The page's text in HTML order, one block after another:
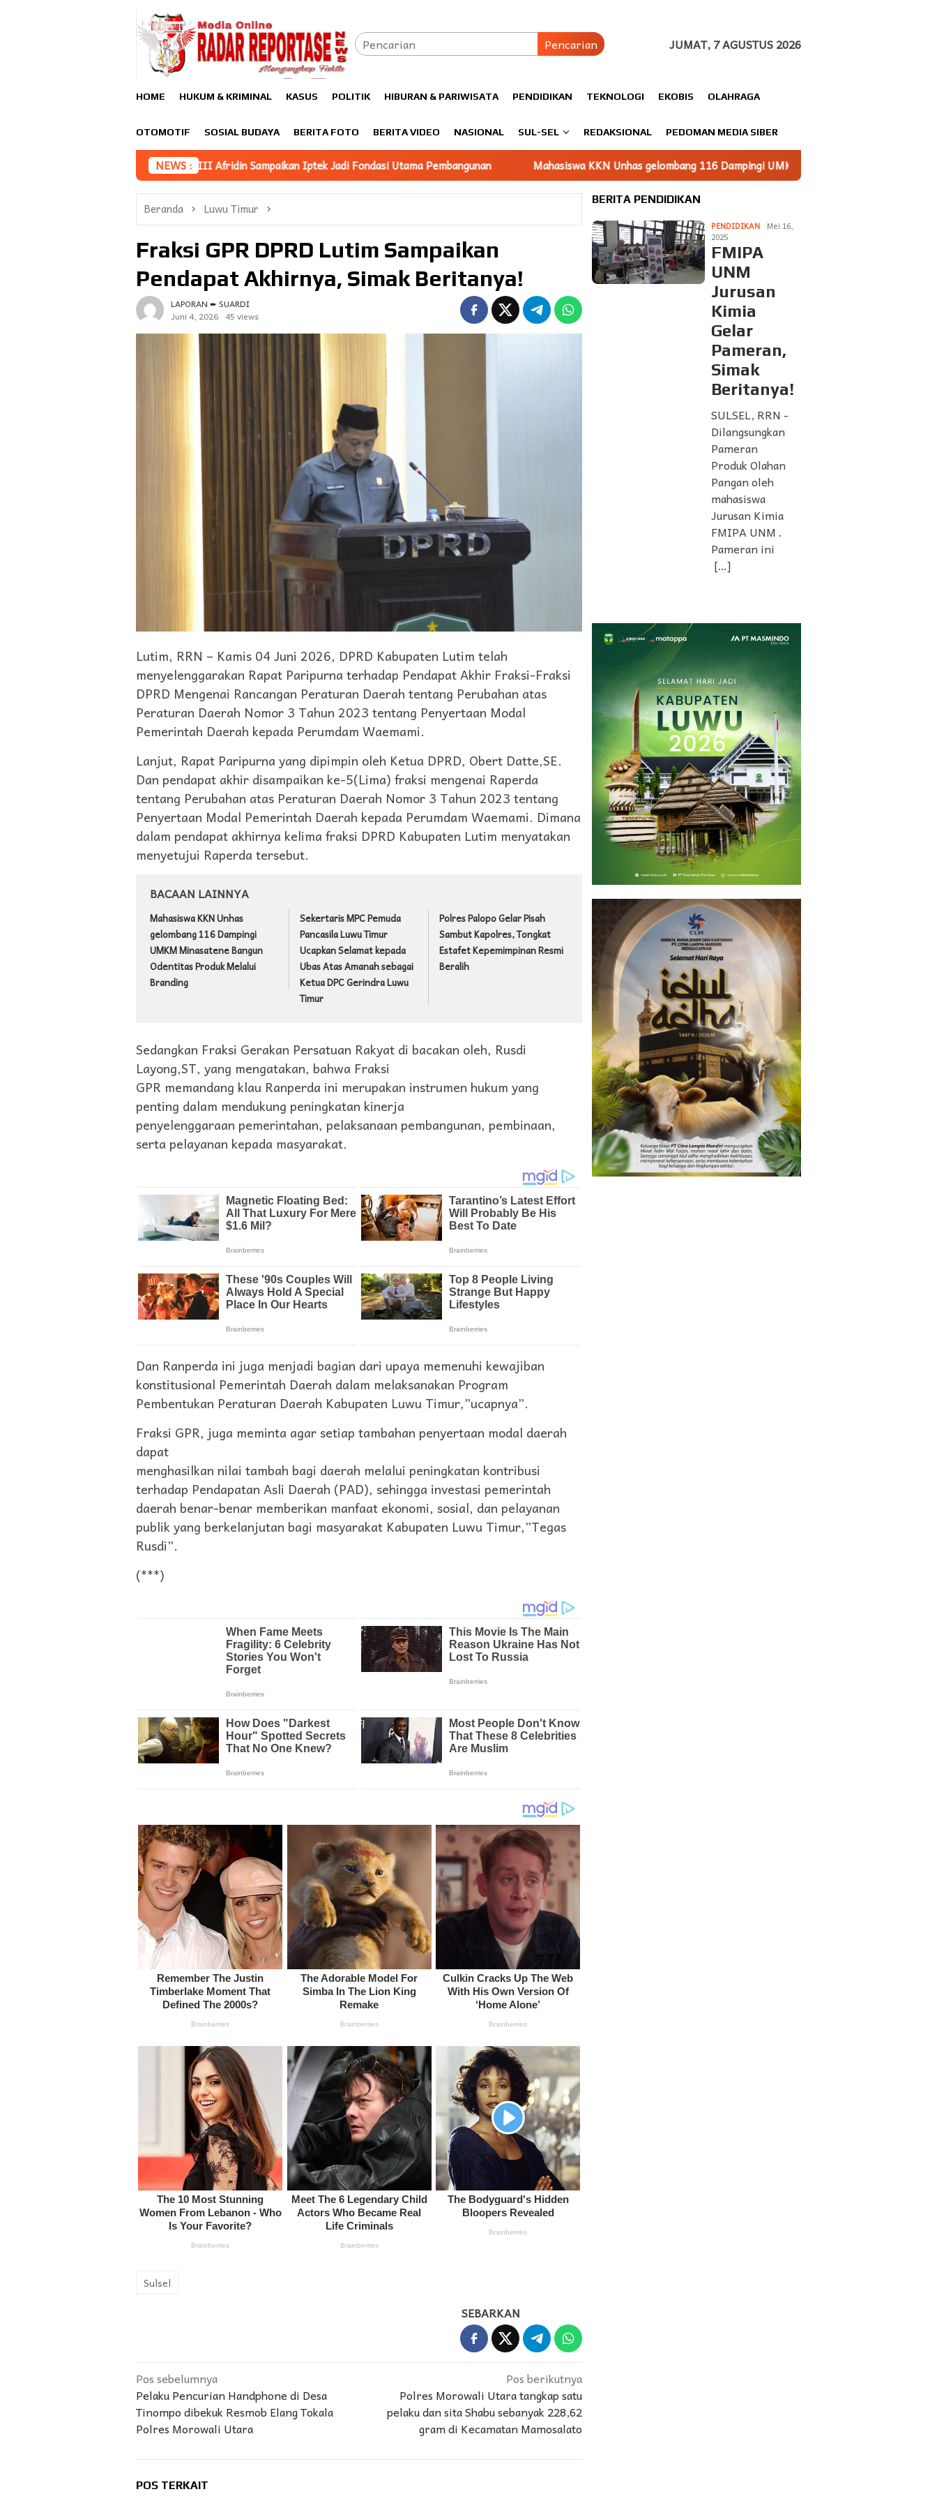
Pencarian JUMAT, 7 AGUSTUS 2026
HOME HUKUM & KRIMINAL KASUS POLITIK HIBURAN & PARIWISATA PENDIDIKAN TEKNOLOGI EKOBIS OLAHRAGA
OTOMOTIF SOSIAL BUDAYA BERITA FOTO BERITA VIDEO NASIONAL SUL-SEL REDAKSIONAL PEDOMAN MEDIA SIBER
NEWS :
Asisten III Afridin Sampaikan Iptek Jadi Fondasi Utama Pembangunan Mahasiswa KKN Unhas gelombang 116 Dampingi UMKM Minasatene Bangun Odentitas Produk Melalui Branding
Beranda Luwu Timur
Fraksi GPR DPRD Lutim Sampaikan
Pendapat Akhirnya, Simak Beritanya!
LAPORAN ➨ SUARDI
Juni 4, 2026 45 views
Lutim, RRN – Kamis 04 Juni 2026, DPRD Kabupaten Lutim telah
menyelenggarakan Rapat Paripurna terhadap Pendapat Akhir Fraksi-Fraksi
DPRD Mengenai Rancangan Peraturan Daerah tentang Perubahan atas
Peraturan Daerah Nomor 3 Tahun 2023 tentang Penyertaan Modal
Pemerintah Daerah kepada Perumdam Waemami.
Lanjut, Rapat Paripurna yang dipimpin oleh Ketua DPRD, Obert Datte,SE.
Dan pendapat akhir disampaikan ke-5(Lima) fraksi mengenai Raperda
tentang Perubahan atas Peraturan Daerah Nomor 3 Tahun 2023 tentang
Penyertaan Modal Pemerintah Daerah kepada Perumdam Waemami. Dimana
dalam pendapat akhirnya kelima fraksi DPRD Kabupaten Lutim menyatakan
menyetujui Raperda tersebut.
BACAAN LAINNYA
Mahasiswa KKN Unhas
gelombang 116 Dampingi
UMKM Minasatene Bangun
Odentitas Produk Melalui
Branding
Sekertaris MPC Pemuda
Pancasila Luwu Timur
Ucapkan Selamat kepada
Ubas Atas Amanah sebagai
Ketua DPC Gerindra Luwu
Timur
Polres Palopo Gelar Pisah
Sambut Kapolres, Tongkat
Estafet Kepemimpinan Resmi
Beralih
Sedangkan Fraksi Gerakan Persatuan Rakyat di bacakan oleh, Rusdi
Layong,ST, yang mengatakan, bahwa Fraksi
GPR memandang klau Ranperda ini merupakan instrumen hukum yang
penting dalam mendukung peningkatan kinerja
penyelenggaraan pemerintahan, pelaksanaan pembangunan, pembinaan,
serta pelayanan kepada masyarakat.
Dan Ranperda ini juga menjadi bagian dari upaya memenuhi kewajiban
konstitusional Pemerintah Daerah dalam melaksanakan Program
Pembentukan Peraturan Daerah Kabupaten Luwu Timur,”ucapnya”.
Fraksi GPR, juga meminta agar setiap tambahan penyertaan modal daerah
dapat
menghasilkan nilai tambah bagi daerah melalui peningkatan kontribusi
terhadap Pendapatan Asli Daerah (PAD), sehingga investasi pemerintah
daerah benar-benar memberikan manfaat ekonomi, sosial, dan pelayanan
publik yang berkelanjutan bagi masyarakat Kabupaten Luwu Timur,”Tegas
Rusdi”.
(***)
Sulsel
SEBARKAN
Navigasi
pos
Pos sebelumnya
Pelaku Pencurian Handphone di Desa
Tinompo dibekuk Resmob Elang Tokala
Polres Morowali Utara
Pos berikutnya
Polres Morowali Utara tangkap satu
pelaku dan sita Shabu sebanyak 228,62
gram di Kecamatan Mamosalato
POS TERKAIT
BERITA PENDIDIKAN
PENDIDIKAN
Mei 16,
2025
FMIPA
UNM
Jurusan
Kimia
Gelar
Pameran,
Simak
Beritanya!
SULSEL, RRN -
Dilangsungkan
Pameran
Produk Olahan
Pangan oleh
mahasiswa
Jurusan Kimia
FMIPA UNM .
Pameran ini
[…]